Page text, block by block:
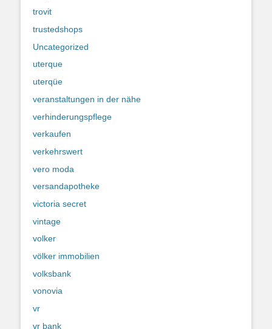
trovit
trustedshops
Uncategorized
uterque
uterqüe
veranstaltungen in der nähe
verhinderungspflege
verkaufen
verkehrswert
vero moda
versandapotheke
victoria secret
vintage
volker
völker immobilien
volksbank
vonovia
vr
vr bank